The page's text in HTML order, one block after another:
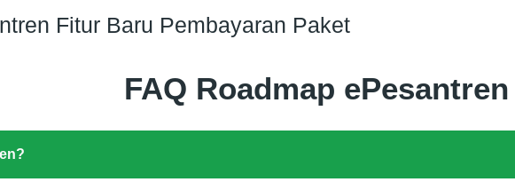
Fitur Baru Pembayaran Paket
FAQ Roadmap ePesantren